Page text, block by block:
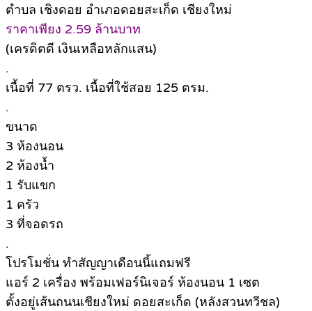
ตำบล เชิงดอย อำเภอดอยสะเก็ด เชียงใหม่
ราคาเพียง 2.59 ล้านบาท
(เครดิตดี เงินเหลือหลักแสน)
.
เนื้อที่ 77 ตรว. เนื้อที่ใช้สอย 125 ตรม.
.
ขนาด
3 ห้องนอน
2 ห้องน้ำ
1 รับแขก
1 ครัว
3 ที่จอดรถ
.
โปรโมชั่น ทำสัญญาเดือนนี้แถมฟรี
แอร์ 2 เครื่อง พร้อมเฟอร์นิเจอร์ ห้องนอน 1 เซต
ตั้งอยู่เส้นถนนเชียงใหม่ ดอยสะเก็ด (หลังสวนทวีชล)